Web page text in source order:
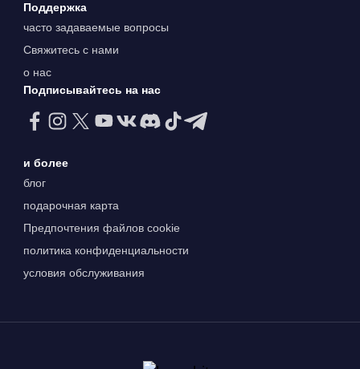
Поддержка
часто задаваемые вопросы
Свяжитесь с нами
о нас
Подписывайтесь на нас
и более
блог
подарочная карта
Предпочтения файлов cookie
политика конфиденциальности
условия обслуживания